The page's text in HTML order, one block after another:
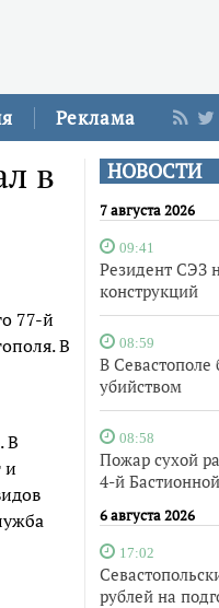
Реклама
НОВОСТИ
7 августа 2026
09:41
Резидент СЭЗ
конструкций
08:59
В Севастополе
убийством
08:58
Пожар сухой
4-й Бастионной
6 августа 2026
17:02
рублей на
в
77-й
В
В
и